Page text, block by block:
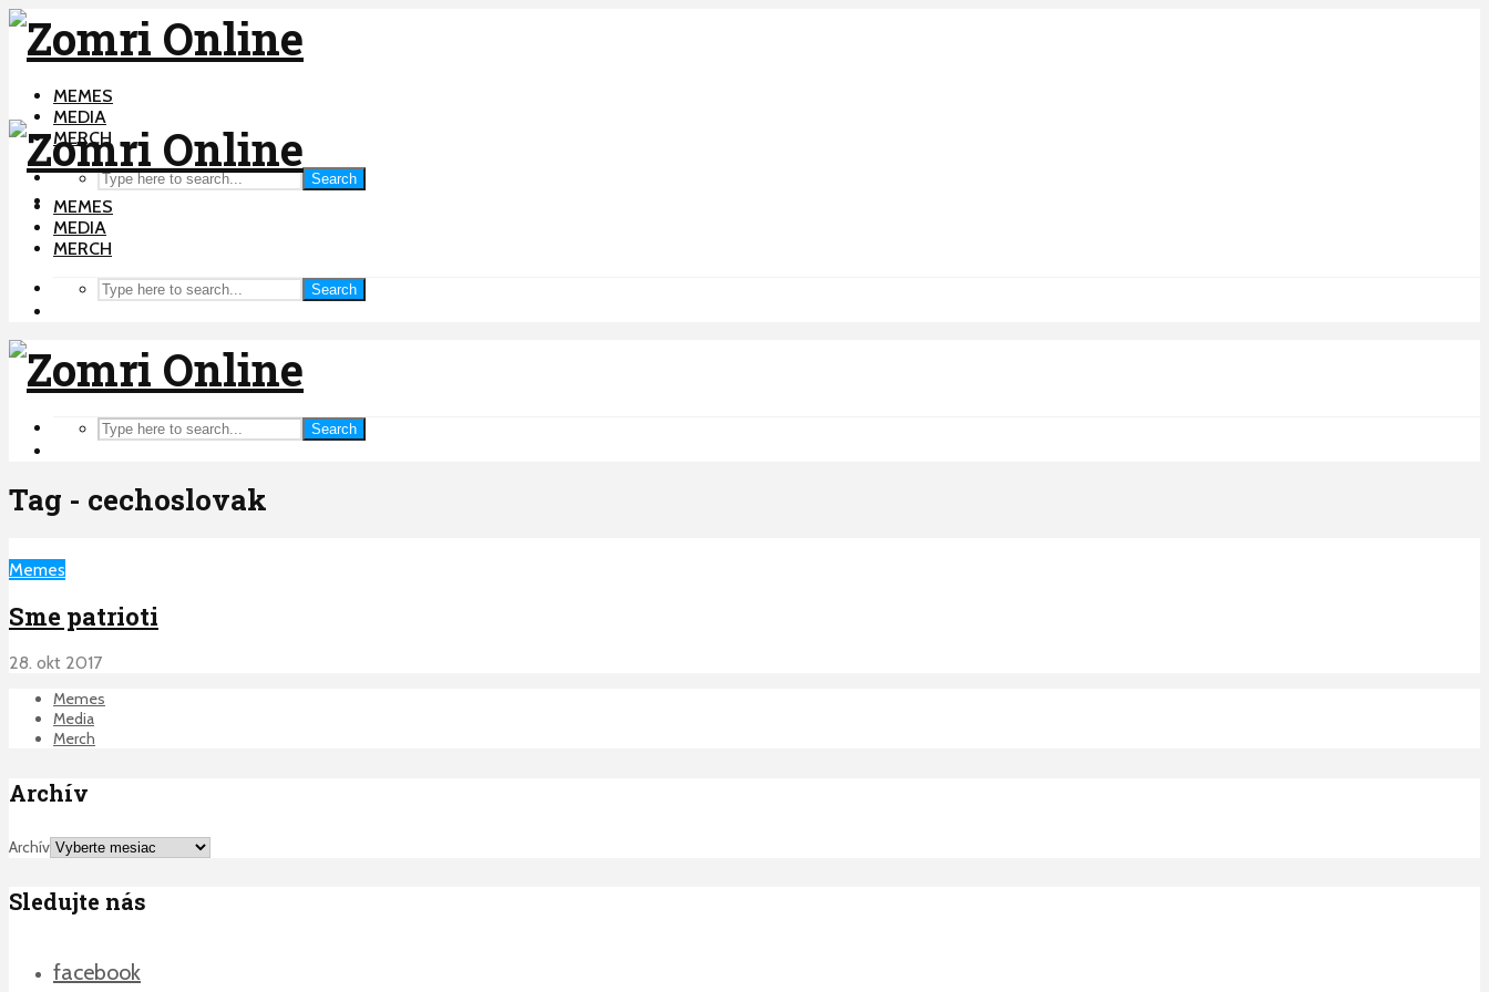
MEMES
MEDIA
MERCH
Search
MEMES
MEDIA
MERCH
Search
Search
Tag - cechoslovak
Memes
Sme patrioti
28. okt 2017
Memes
Media
Merch
Archív
Archív
Sledujte nás
facebook